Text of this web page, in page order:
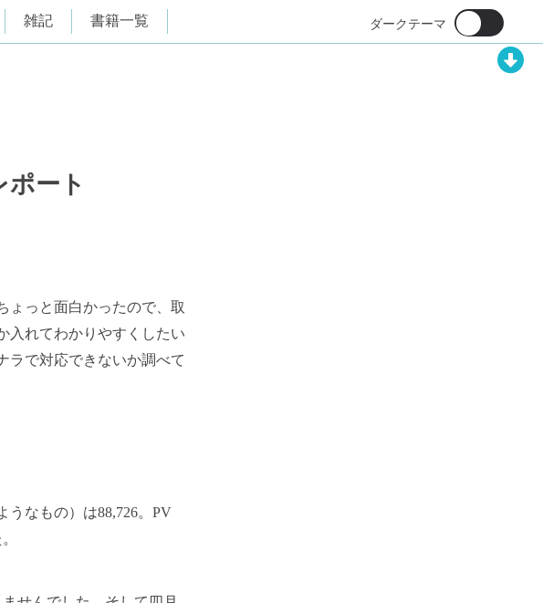
雑記 書籍一覧
ート
ょっと面白かったので、取
入れてわかりやすくしたい
ラで対応できないか調べて
うなもの）は88,726。PV